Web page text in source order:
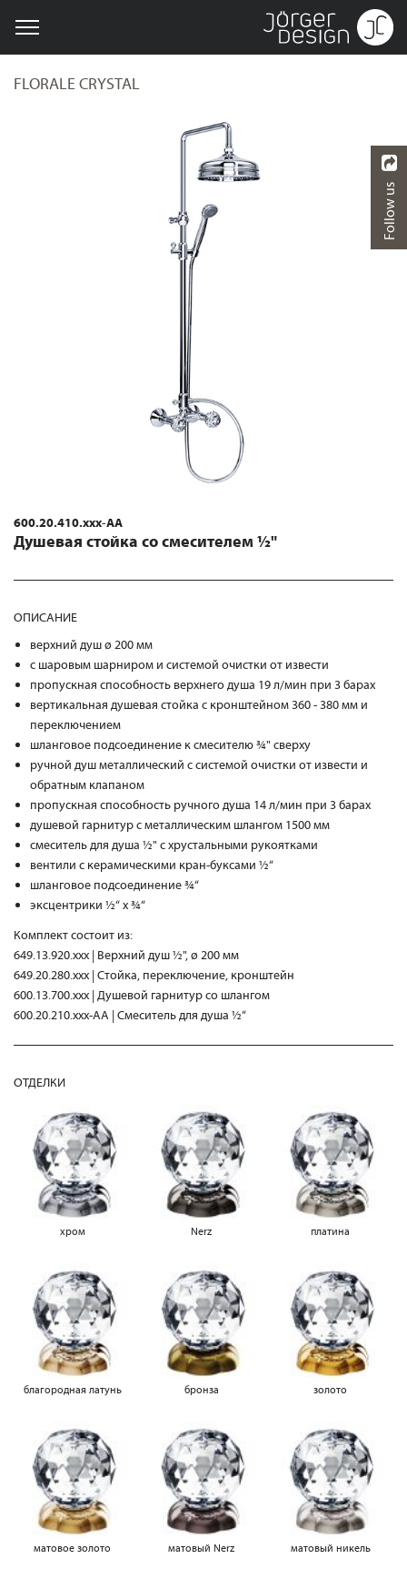
FLORALE CRYSTAL
600.20.410.xxx-AA
Душевая стойка со смесителем ½"
ОПИСАНИЕ
верхний душ ø 200 мм
с шаровым шарниром и системой очистки от извести
пропускная способность верхнего душа 19 л/мин при 3 барах
вертикальная душевая стойка с кронштейном 360 - 380 мм и
переключением
шланговое подсоединение к смесителю ¾" сверху
ручной душ металлический с системой очистки от извести и
обратным клапаном
пропускная способность ручного душа 14 л/мин при 3 барах
душевой гарнитур с металлическим шлангом 1500 мм
смеситель для душа ½" с хрустальными рукоятками
вентили с керамическими кран-буксами ½“
шланговое подсоединение ¾“
эксцентрики ½“ x ¾“
Комплект состоит из:
649.13.920.xxx | Верхний душ ½", ø 200 мм
649.20.280.xxx | Стойка, переключение, кронштейн
600.13.700.xxx | Душевой гарнитур со шлангом
600.20.210.xxx-AA | Смеситель для душа ½“
ОТДЕЛКИ
хром Nerz платина
благородная латунь бронза золото
матовое золото матовый Nerz матовый никель
Follow us